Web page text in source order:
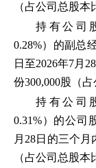
（占公司总股本
持有公司
0.28%）的副总
日至2026年7月
份300,000股（占
持有公司
0.31%）的公司
月28日的三个月
（占公司总股本